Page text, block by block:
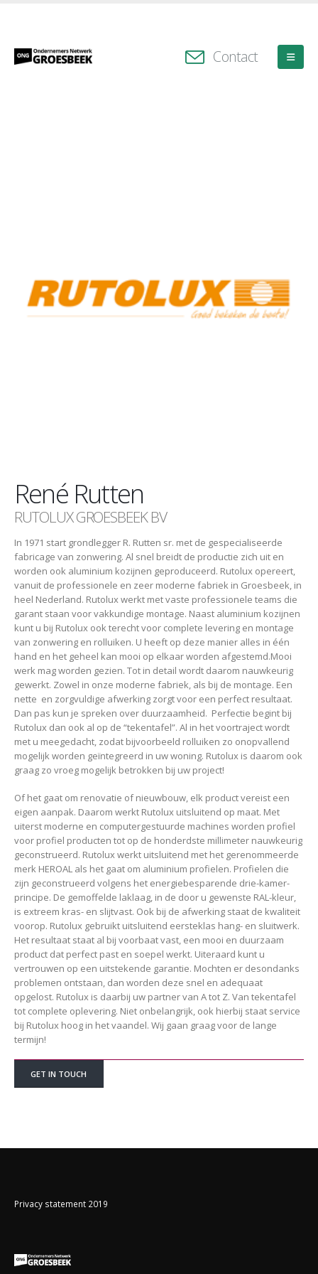
Contact
René Rutten
RUTOLUX GROESBEEK BV
In 1971 start grondlegger R. Rutten sr. met de gespecialiseerde
fabricage van zonwering. Al snel breidt de productie zich uit en
worden ook aluminium kozijnen geproduceerd. Rutolux opereert,
vanuit de professionele en zeer moderne fabriek in Groesbeek, in
heel Nederland. Rutolux werkt met vaste professionele teams die
garant staan voor vakkundige montage. Naast aluminium kozijnen
kunt u bij Rutolux ook terecht voor complete levering en montage
van zonwering en rolluiken. U heeft op deze manier alles in één
hand en het geheel kan mooi op elkaar worden afgestemd.Mooi
werk mag worden gezien. Tot in detail wordt daarom nauwkeurig
gewerkt. Zowel in onze moderne fabriek, als bij de montage. Een
nette en zorgvuldige afwerking zorgt voor een perfect resultaat.
Dan pas kun je spreken over duurzaamheid. Perfectie begint bij
Rutolux dan ook al op de “tekentafel”. Al in het voortraject wordt
met u meegedacht, zodat bijvoorbeeld rolluiken zo onopvallend
mogelijk worden geïntegreerd in uw woning. Rutolux is daarom ook
graag zo vroeg mogelijk betrokken bij uw project!
Of het gaat om renovatie of nieuwbouw, elk product vereist een
eigen aanpak. Daarom werkt Rutolux uitsluitend op maat. Met
uiterst moderne en computergestuurde machines worden profiel
voor profiel producten tot op de honderdste millimeter nauwkeurig
geconstrueerd. Rutolux werkt uitsluitend met het gerenommeerde
merk HEROAL als het gaat om aluminium profielen. Profielen die
zijn geconstrueerd volgens het energiebesparende drie-kamer-
principe. De gemoffelde laklaag, in de door u gewenste RAL-kleur,
is extreem kras- en slijtvast. Ook bij de afwerking staat de kwaliteit
voorop. Rutolux gebruikt uitsluitend eersteklas hang- en sluitwerk.
Het resultaat staat al bij voorbaat vast, een mooi en duurzaam
product dat perfect past en soepel werkt. Uiteraard kunt u
vertrouwen op een uitstekende garantie. Mochten er desondanks
problemen ontstaan, dan worden deze snel en adequaat
opgelost. Rutolux is daarbij uw partner van A tot Z. Van tekentafel
tot complete oplevering. Niet onbelangrijk, ook hierbij staat service
bij Rutolux hoog in het vaandel. Wij gaan graag voor de lange
termijn!
GET IN TOUCH
Privacy statement 2019